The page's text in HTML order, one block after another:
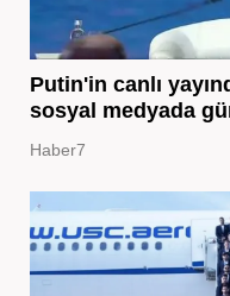
Putin'in canlı
sosyal medyada
Haber7